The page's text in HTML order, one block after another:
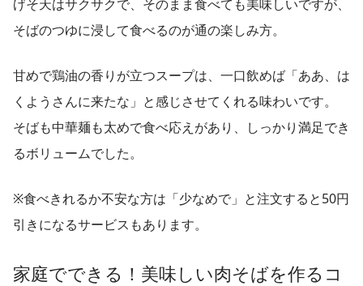
げそ天はサクサクで、そのまま食べても美味しいですが、
そばのつゆに浸して食べるのが通の楽しみ方。
甘めで鶏油の香りが立つスープは、一口飲めば「ああ、は
くようさんに来たな」と感じさせてくれる味わいです。
そばも中華麺も太めで食べ応えがあり、しっかり満足でき
るボリュームでした。
※食べきれるか不安な方は「少なめで」と注文すると50円
引きになるサービスもあります。
家庭でできる！美味しい肉そばを作るコ